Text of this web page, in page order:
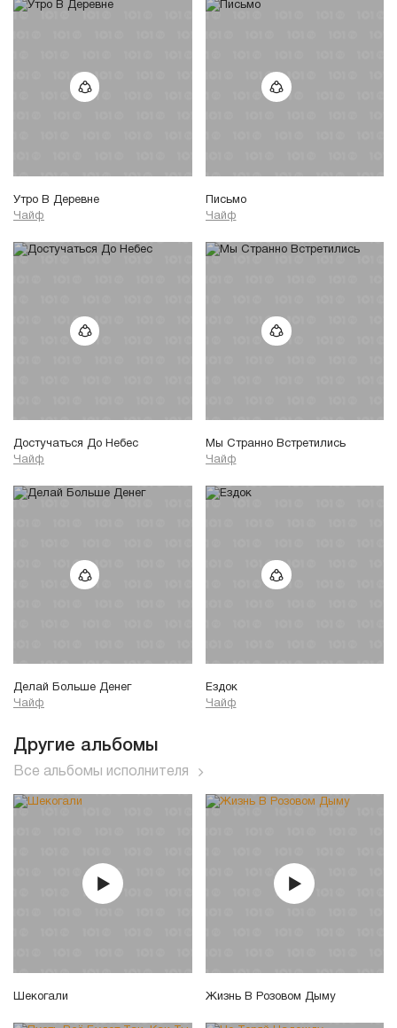
Утро В Деревне
Чайф
Письмо
Чайф
Достучаться До Небес
Чайф
Мы Странно Встретились
Чайф
Делай Больше Денег
Чайф
Ездок
Чайф
Другие альбомы
Все альбомы исполнителя
Шекогали Жизнь В Розовом Дыму